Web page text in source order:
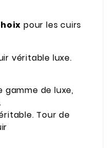
pour les cuirs
véritable luxe.
gamme de luxe,
Tour de